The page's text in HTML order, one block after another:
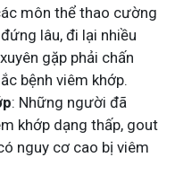
môn thể thao cường
lâu, đi lại nhiều
gặp phải chấn
bệnh viêm khớp.
: Những người đã
khớp dạng thấp, gout
nguy cơ cao bị viêm